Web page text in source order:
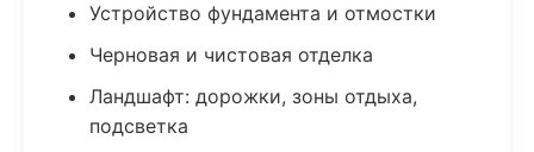
Устройство фундамента и отмостки
Черновая и чистовая отделка
Ландшафт: дорожки, зоны отдыха,
подсветка